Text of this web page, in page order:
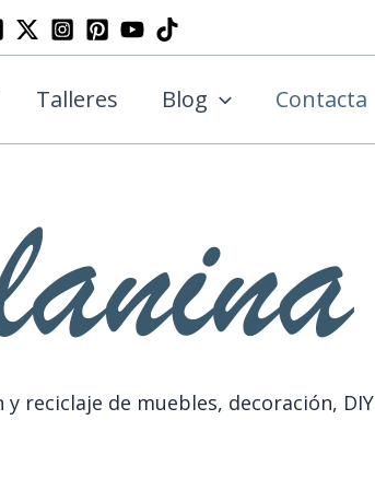
Talleres Blog Contacta
reciclaje de muebles, decoración, DIY
Buscar